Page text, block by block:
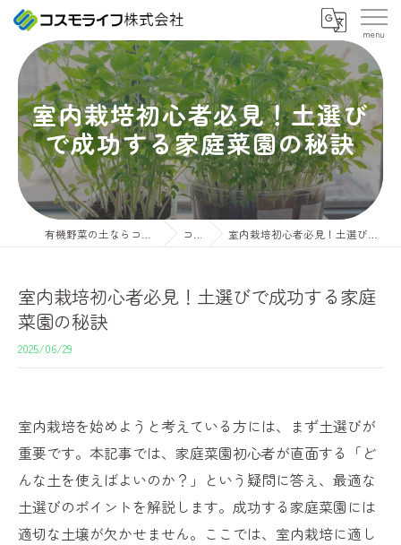
室内栽培初心者必見！土選び
で成功する家庭菜園の秘訣
コラム 室内栽培初心者必見！土選びで成功する家庭菜園の秘訣
室内栽培初心者必見！土選びで成功する家庭
菜園の秘訣
2025/06/29
室内栽培を始めようと考えている方には、まず土選びが
重要です。本記事では、家庭菜園初心者が直面する「ど
んな土を使えばよいのか？」という疑問に答え、最適な
土選びのポイントを解説します。成功する家庭菜園には
適切な土壌が欠かせません。ここでは、室内栽培に適し